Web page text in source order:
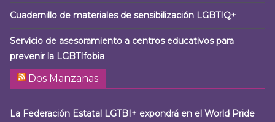
Cuadernillo de materiales de sensibilización LGBTIQ+
Servicio de asesoramiento a centros educativos para
prevenir la LGBTIfobia
Dos Manzanas
La Federación Estatal LGTBI+ expondrá en el World Pride